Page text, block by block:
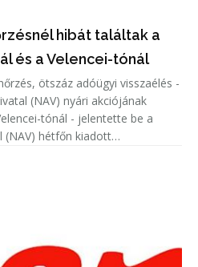
hibát találtak a
és a Velencei-tónál
ötszáz adóügyi visszaélés -
(NAV) nyári akciójának
tónál - jelentette be a
(NAV) hétfőn kiadott